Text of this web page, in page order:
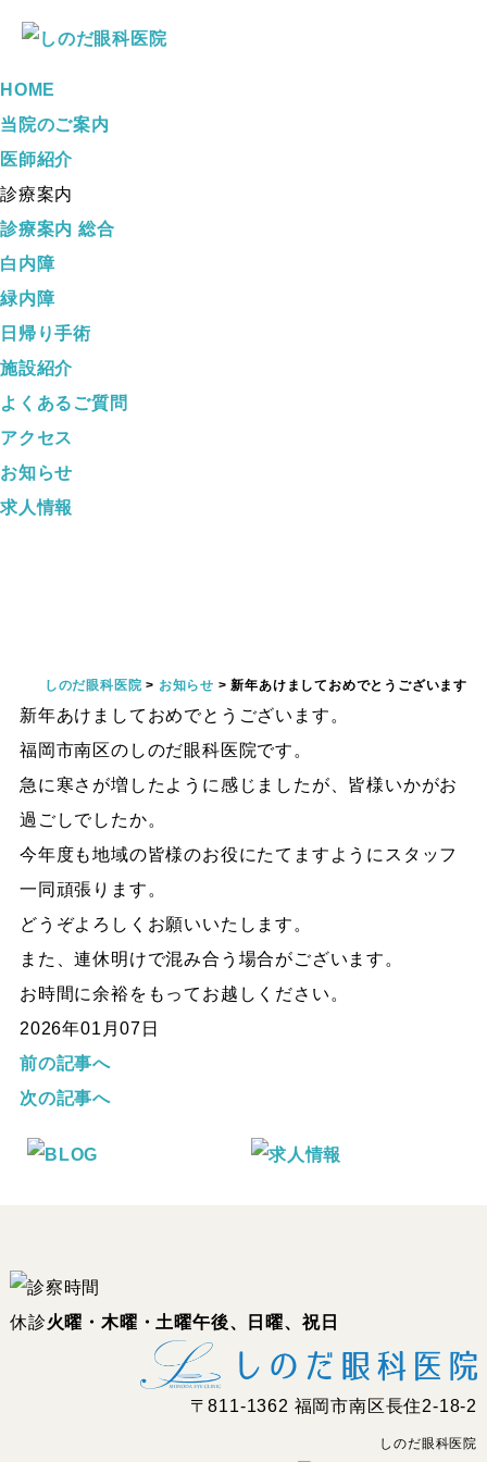
HOME
当院のご案内
医師紹介
診療案内
診療案内 総合
白内障
緑内障
日帰り手術
施設紹介
よくあるご質問
アクセス
お知らせ
求人情報
しのだ眼科医院 > お知らせ >新年あけましておめでとうございます
新年あけましておめでとうございます。
福岡市南区のしのだ眼科医院です。
急に寒さが増したように感じましたが、皆様いかがお
過ごしでしたか。
今年度も地域の皆様のお役にたてますようにスタッフ
一同頑張ります。
どうぞよろしくお願いいたします。
また、連休明けで混み合う場合がございます。
お時間に余裕をもってお越しください。
2026年01月07日
前の記事へ
次の記事へ
休診火曜・木曜・土曜午後、日曜、祝日
〒811-1362 福岡市南区長住2-18-2
しのだ眼科医院